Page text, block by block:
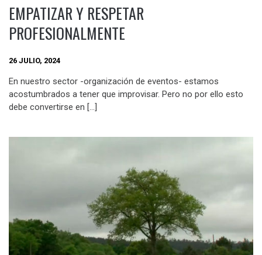
EMPATIZAR Y RESPETAR
PROFESIONALMENTE
26 JULIO, 2024
En nuestro sector -organización de eventos- estamos
acostumbrados a tener que improvisar. Pero no por ello esto
debe convertirse en […]